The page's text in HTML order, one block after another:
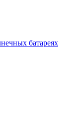
батареях